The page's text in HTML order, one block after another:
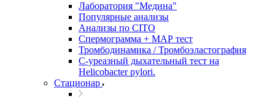
Лаборатория "Медина"
Популярные анализы
Анализы по CITO
Спермограмма + МАР тест
Тромбодинамика / Тромбоэластография
С-уреазный дыхательный тест на
Helicobacter pylori.
Стационар